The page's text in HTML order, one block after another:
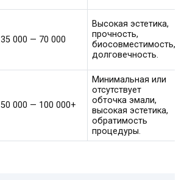
35 000 — 70 000
Высокая эстетика,
прочность,
биосовместимость,
долговечность.
50 000 — 100 000+
Минимальная или
отсутствует
обточка эмали,
высокая эстетика,
обратимость
процедуры.